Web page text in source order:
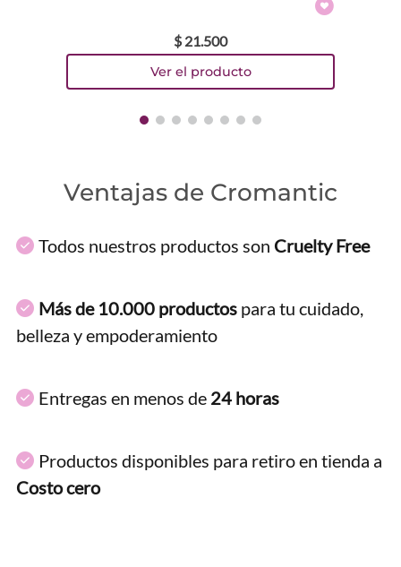
$ 21.500
Ventajas de Cromantic
Todos nuestros productos son Cruelty Free
Más de 10.000 productos para tu cuidado,
belleza y empoderamiento
Entregas en menos de 24 horas
Productos disponibles para retiro en tienda a
Costo cero